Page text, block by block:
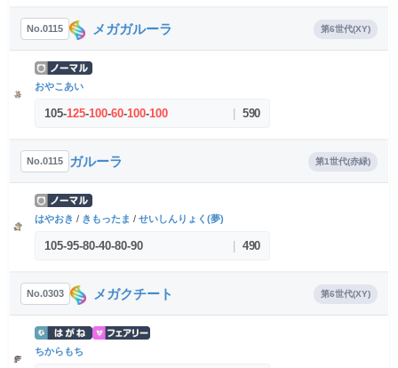
No.0115 メガガルーラ 第6世代(XY)
おやこあい
105-125-100-60-100-100 590
No.0115 ガルーラ 第1世代(赤緑)
はやおき / きもったま / せいしんりょく(夢)
105-95-80-40-80-90 490
No.0303 メガクチート 第6世代(XY)
ちからもち